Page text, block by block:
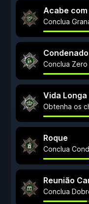
Acabe com
Conclua
Conclua
Vida Longa
Obtenha os
Roque
Conclua
Reunião
Conclua